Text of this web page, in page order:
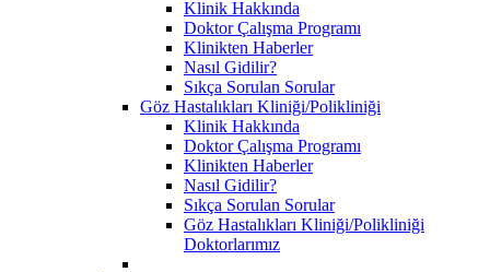
Klinik Hakkında
Doktor Çalışma Programı
Klinikten Haberler
Nasıl Gidilir?
Sıkça Sorulan Sorular
Göz Hastalıkları Kliniği/Polikliniği
Klinik Hakkında
Doktor Çalışma Programı
Klinikten Haberler
Nasıl Gidilir?
Sıkça Sorulan Sorular
Göz Hastalıkları Kliniği/Polikliniği
Doktorlarımız